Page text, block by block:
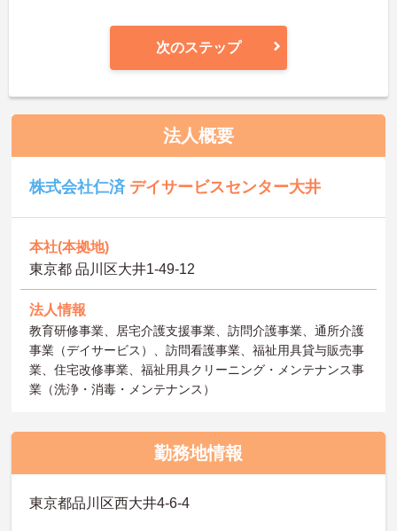
次のステップ
法人概要
株式会社仁済 デイサービスセンター大井
本社(本拠地)
東京都 品川区大井1-49-12
法人情報
教育研修事業、居宅介護支援事業、訪問介護事業、通所介護
事業（デイサービス）、訪問看護事業、福祉用具貸与販売事
業、住宅改修事業、福祉用具クリーニング・メンテナンス事
業（洗浄・消毒・メンテナンス）
勤務地情報
東京都品川区西大井4-6-4